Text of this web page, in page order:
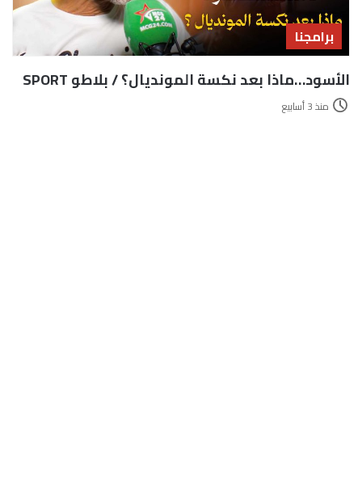
برامجنا
الأسود…ماذا بعد نكسة المونديال؟ / بلاطو SPORT
منذ 3 أسابيع